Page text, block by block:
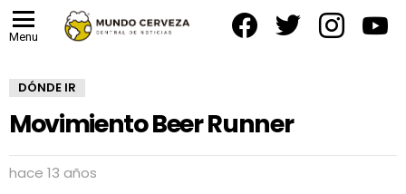
Menu
DÓNDE IR
Movimiento Beer Runner
hace 13 años